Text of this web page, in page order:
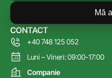
Mă
CONTACT
+40 748 125 052
Luni – Vineri: 09:00-17:00
Companie